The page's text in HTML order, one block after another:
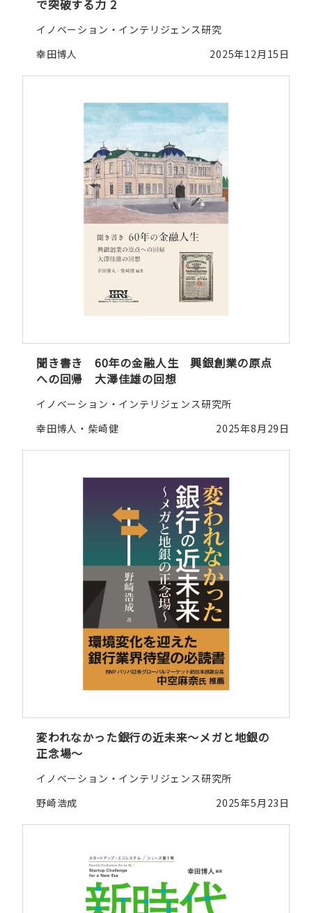
で突破する力 2
イノベーション・インテリジェンス研究
幸田博人
2025年12月15日
聞き書き 60年の金融人生 興銀創業の原点
への回帰 大澤佳雄の回想
イノベーション・インテリジェンス研究所
幸田博人・柴崎健
2025年8月29日
変われなかった銀行の近未来～メガと地銀の
正念場～
イノベーション・インテリジェンス研究所
野崎浩成
2025年5月23日